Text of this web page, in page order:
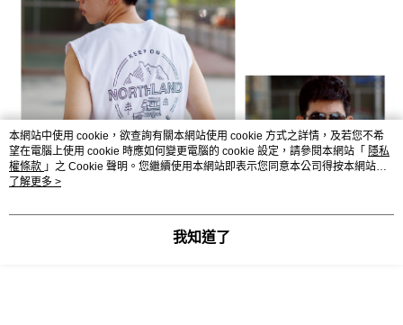
本網站中使用 cookie，欲查詢有關本網站使用 cookie 方式之詳情，及若您不希
望在電腦上使用 cookie 時應如何變更電腦的 cookie 設定，請參閱本網站「 隱私
權條款 」之 Cookie 聲明。您繼續使用本網站即表示您同意本公司得按本網站使
用條款之 Cookie 聲明使用 cookie。
了解更多 >
我知道了